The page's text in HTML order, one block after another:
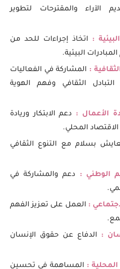
الآراء والمقترحات لتطوير
: اتخاذ إجراءات للحد من
البيئية.
: المشاركة في الفعاليات
التبادل الثقافي وفهم الهوية
الأعمال : دعم الابتكار وريادة
المحلي.
بسلام مع التنوع الثقافي
الوطني : دعم والمشاركة في
: العمل على تعزيز الفهم
:
الدفاع عن حقوق الإنسان
: المساهمة في تحسين